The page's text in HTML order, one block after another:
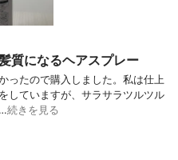
質になるヘアスプレー
ったので購入しました。私は仕上
していますが、サラサラツルツル
続きを見る